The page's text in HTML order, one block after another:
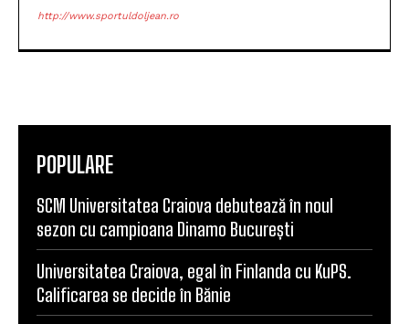
http://www.sportuldoljean.ro
POPULARE
SCM Universitatea Craiova debutează în noul
sezon cu campioana Dinamo București
Universitatea Craiova, egal în Finlanda cu KuPS.
Calificarea se decide în Bănie